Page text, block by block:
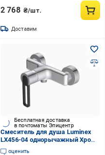
2 768 ₴/шт.
Доставим
Бесплатная доставка
в почтоматы Эпицентр
Смеситель для душа Luminex
LX456-04 однорычажный Хром
(EA-LX456-04)
оценить